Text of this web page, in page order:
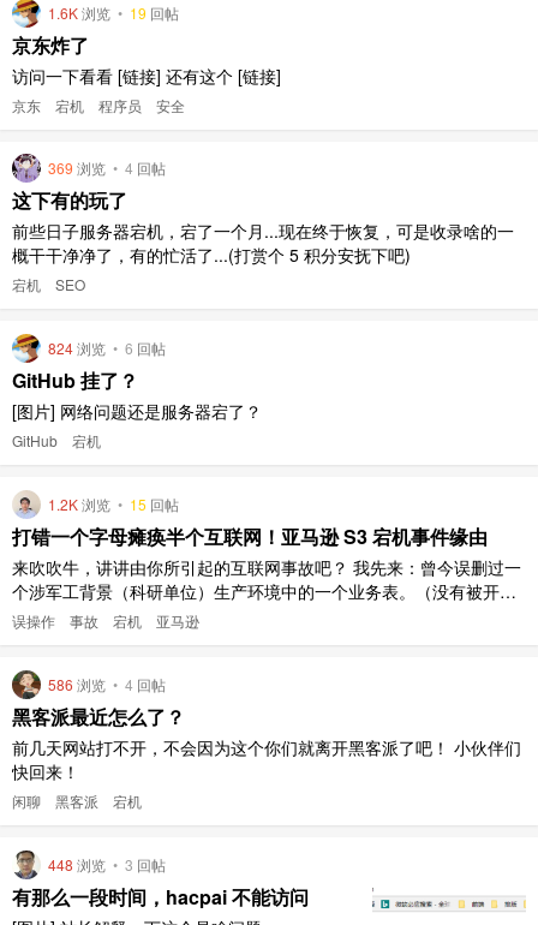
1.6K浏览 • 19 回帖
京东炸了
访问一下看看 [链接] 还有这个 [链接]
京东 宕机 程序员 安全
369 浏览 • 4 回帖
这下有的玩了
前些日子服务器宕机，宕了一个月...现在终于恢复，可是收录啥的一
概干干净净了，有的忙活了...(打赏个 5 积分安抚下吧)
宕机 SEO
824浏览 • 6 回帖
GitHub 挂了？
[图片] 网络问题还是服务器宕了？
GitHub 宕机
1.2K浏览 • 15 回帖
打错一个字母瘫痪半个互联网！亚马逊 S3 宕机事件缘由
来吹吹牛，讲讲由你所引起的互联网事故吧？ 我先来：曾今误删过一
个涉军工背景（科研单位）生产环境中的一个业务表。（没有被开除
） 原文地址如下： [链接]
误操作 事故 宕机 亚马逊
586 浏览 • 4 回帖
黑客派最近怎么了？
前几天网站打不开，不会因为这个你们就离开黑客派了吧！ 小伙伴们
快回来！
闲聊 黑客派 宕机
448 浏览 • 3 回帖
有那么一段时间，hacpai 不能访问